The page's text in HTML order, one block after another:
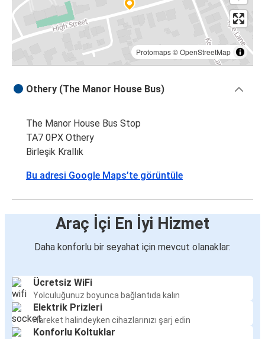
Protomaps©OpenStreetMap
Othery (The Manor House Bus)
The Manor House Bus Stop
TA7 0PX Othery
Birleşik Krallık
Bu adresi Google Maps’te görüntüle
Araç İçi En İyi Hizmet
Daha konforlu bir seyahat için mevcut olanaklar:
Ücretsiz WiFi
Yolculuğunuz boyunca bağlantıda kalın
Elektrik Prizleri
Hareket halindeyken cihazlarınızı şarj edin
Konforlu Koltuklar